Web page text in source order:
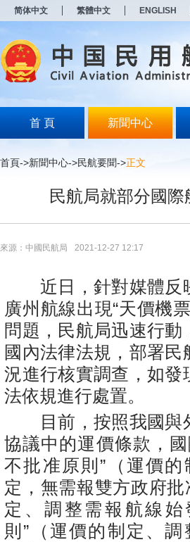
简体中文 繁體中文 ENGLISH
首 頁 新聞中心
首頁->新聞中心->民航要聞->正文
民航局就部分國
來源：中國民航局 2021-12-27 12:17
近日，針對媒體反
廣州航線出現“天價機
問題，民航局迅速行
國內法律法規，部署
況進行核實調查，如
法依規進行處置。
目前，按照我國與
協議中的運價條款，
不批准原則”（運價
定，無需報雙方政府批
定、調整需報航線
則”（運價的制定、
打
开
无
障
说
按
Alt
开